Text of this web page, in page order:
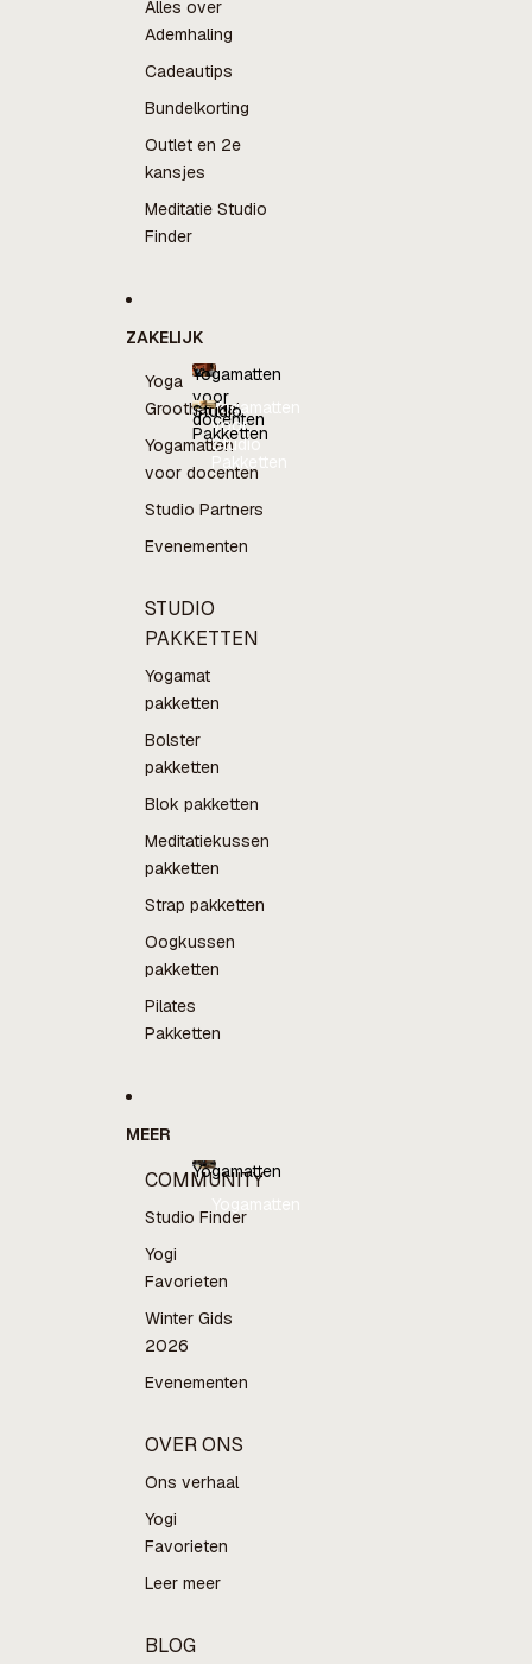
Alles over
Ademhaling
Cadeautips
Bundelkorting
Outlet en 2e
kansjes
Meditatie Studio
Finder
ZAKELIJK
Yoga
Groothandel
Yogamatten
voor docenten
Studio Partners
Evenementen
STUDIO
PAKKETTEN
Yogamat
pakketten
Bolster
pakketten
Blok pakketten
Meditatiekussen
pakketten
Strap pakketten
Oogkussen
pakketten
Pilates
Pakketten
Yogamatten
voor
docenten
Yogamatten
voor
docenten
Studio
Pakketten
Studio
Pakketten
MEER
COMMUNITY
Studio Finder
Yogi
Favorieten
Winter Gids
2026
Evenementen
OVER ONS
Ons verhaal
Yogi
Favorieten
Leer meer
BLOG
Yogamatten